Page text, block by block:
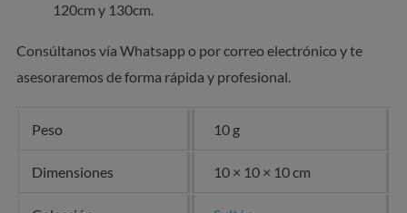
120cm y 130cm.
Consúltanos vía Whatsapp o por correo electrónico y te
asesoraremos de forma rápida y profesional.
Peso 10 g
Dimensiones 10 × 10 × 10 cm